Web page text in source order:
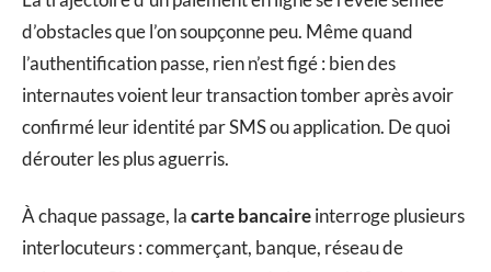
d’obstacles que l’on soupçonne peu. Même quand
l’authentification passe, rien n’est figé : bien des
internautes voient leur transaction tomber après avoir
confirmé leur identité par SMS ou application. De quoi
dérouter les plus aguerris.
À chaque passage, lacarte bancaireinterroge plusieurs
interlocuteurs : commerçant, banque, réseau de